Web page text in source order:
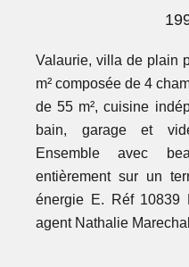
Valaurie, villa de plain
m² composée de 4
de 55 m², cuisine
bain, garage et
Ensemble avec
entièrement sur un
énergie E. Réf 10839
agent Nathalie